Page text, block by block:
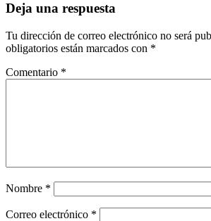
Deja una respuesta
Tu dirección de correo electrónico no será
obligatorios están marcados con *
Comentario *
Nombre *
Correo electrónico *